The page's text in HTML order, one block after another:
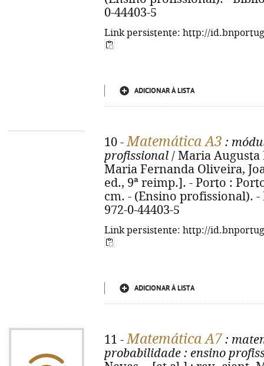
0-44403-5
Link persistente: http://
ADICIONAR À LISTA
10 -Matemática A3 :
profissional / Maria Augusta
Maria Fernanda Oliveira,
ed., 9ª reimp.]. - Porto :
cm. - (Ensino profissional). -
972-0-44403-5
Link persistente: http://
ADICIONAR À LISTA
11 -Matemática A7 :
probabilidade : ensino